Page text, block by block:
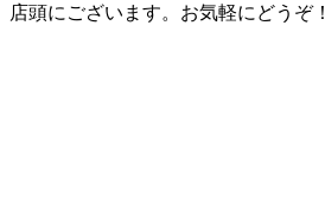
店頭にございます。お気軽にどうぞ！